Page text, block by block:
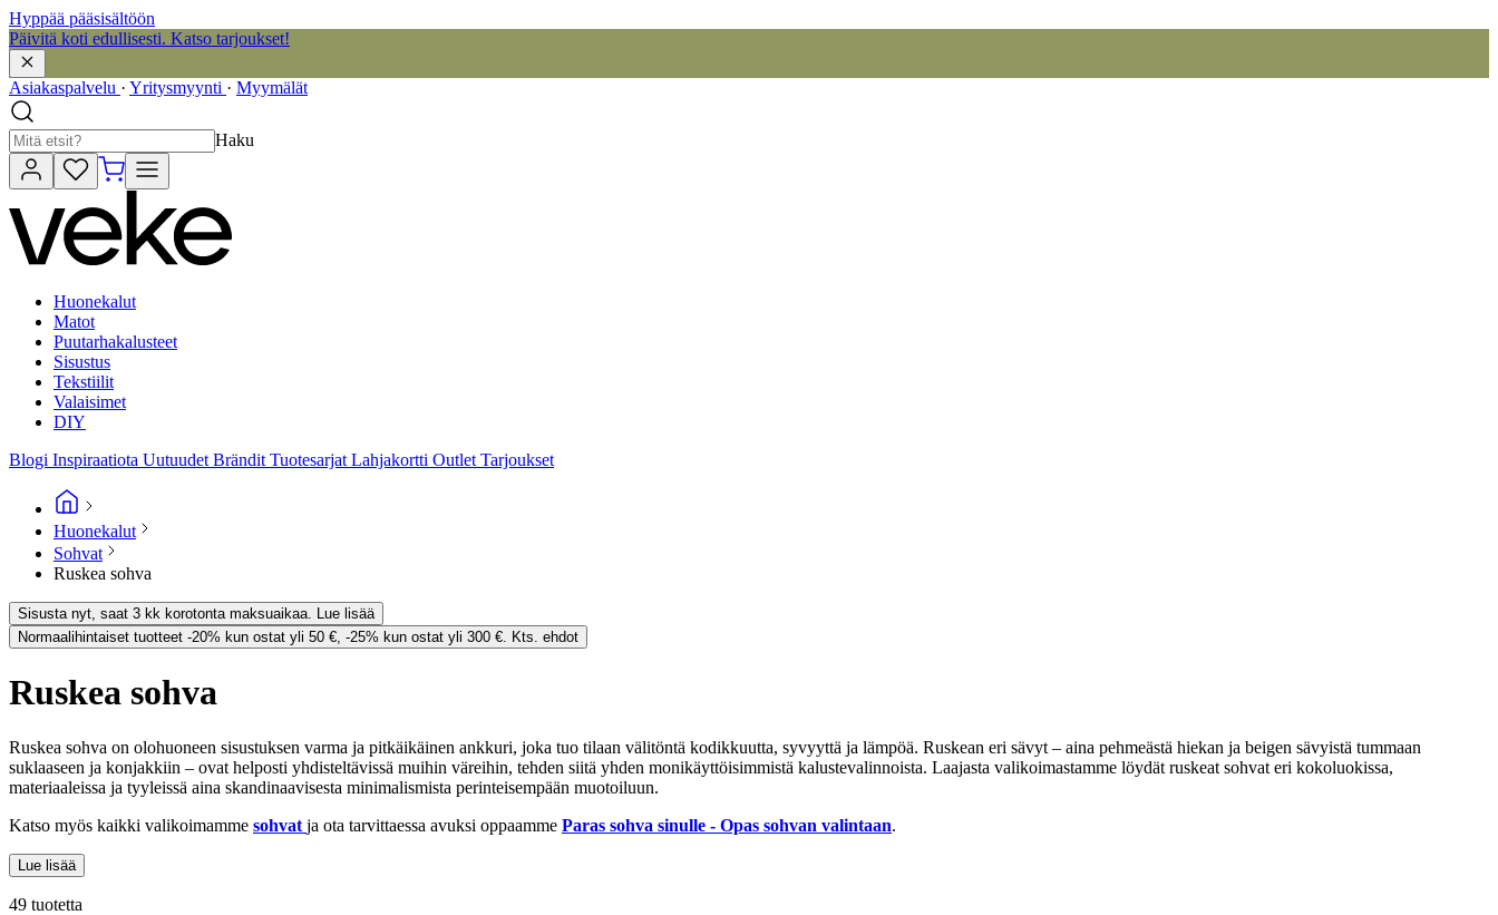
Hyppää pääsisältöön
Päivitä koti edullisesti. Katso tarjoukset!
Asiakaspalvelu · Yritysmyynti · Myymälät
Haku
Huonekalut
Matot
Puutarhakalusteet
Sisustus
Tekstiilit
Valaisimet
DIY
Blogi Inspiraatiota Uutuudet Brändit Tuotesarjat Lahjakortti Outlet Tarjoukset
Huonekalut
Sohvat
Ruskea sohva
Sisusta nyt, saat 3 kk korotonta maksuaikaa. Lue lisää
Normaalihintaiset tuotteet -20% kun ostat yli 50 €, -25% kun ostat yli 300 €. Kts. ehdot
Ruskea sohva
Ruskea sohva on olohuoneen sisustuksen varma ja pitkäikäinen ankkuri, joka tuo tilaan välitöntä kodikkuutta, syvyyttä ja lämpöä. Ruskean eri sävyt – aina pehmeästä hiekan ja beigen sävyistä tummaan
suklaaseen ja konjakkiin – ovat helposti yhdisteltävissä muihin väreihin, tehden siitä yhden monikäyttöisimmistä kalustevalinnoista. Laajasta valikoimastamme löydät ruskeat sohvat eri kokoluokissa,
materiaaleissa ja tyyleissä aina skandinaavisesta minimalismista perinteisempään muotoiluun.
Katso myös kaikki valikoimamme sohvat ja ota tarvittaessa avuksi oppaamme Paras sohva sinulle - Opas sohvan valintaan.
Lue lisää
49 tuotetta